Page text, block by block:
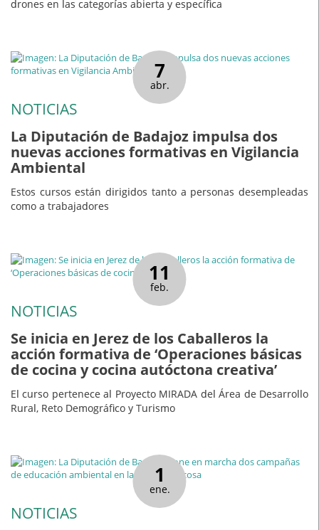
drones en las categorías abierta y específica
7
abr.
NOTICIAS
La Diputación de Badajoz impulsa dos
nuevas acciones formativas en Vigilancia
Ambiental
Estos cursos están dirigidos tanto a personas desempleadas
como a trabajadores
11
feb.
NOTICIAS
Se inicia en Jerez de los Caballeros la
acción formativa de ‘Operaciones básicas
de cocina y cocina autóctona creativa’
El curso pertenece al Proyecto MIRADA del Área de Desarrollo
Rural, Reto Demográfico y Turismo
1
ene.
NOTICIAS